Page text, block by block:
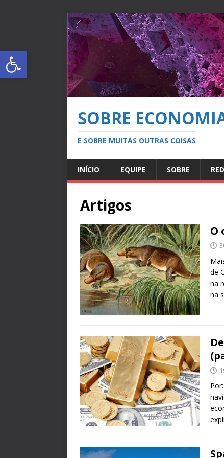
Abrir a barra de ferramentas
SOBRE
E SOBRE MUITAS OUTRAS COISAS
INÍCIO EQUIPE SOBRE
Artigos
O
de
na
na